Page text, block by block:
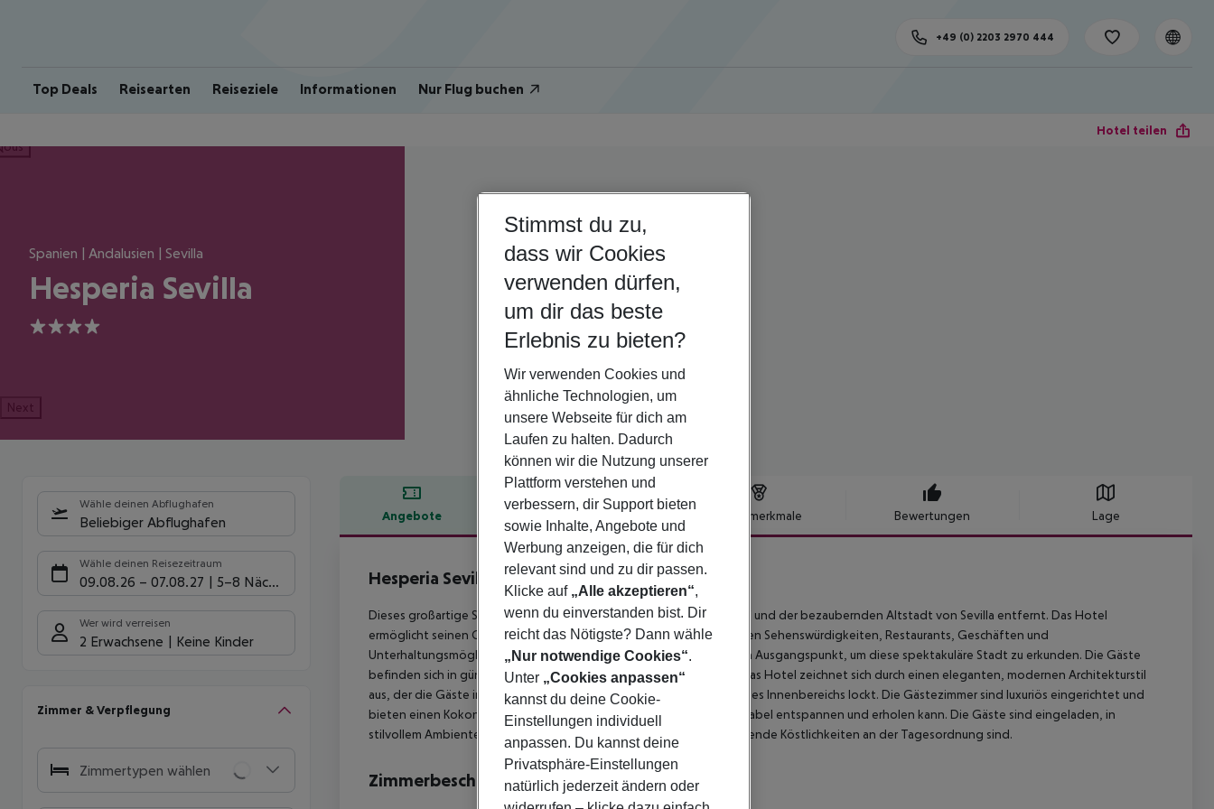
Top Deals Reisearten Reiseziele Informationen Nur Flug buchen
+49 (0) 2203 2970 444
Hotel teilen
Spanien | Andalusien | Sevilla
Hesperia Sevilla
4
Next
Wähle deinen Abflughafen
Beliebiger Abflughafen
Wähle deinen Reisezeitraum
09.08.26 – 07.08.27 5-8 Nächte
Wer wird verreisen
2 Erwachsene Keine Kinder
Zimmer & Verpflegung
Zimmertypen wählen
Angebote Hotelbeschreibung Hotelmerkmale Bewertungen Lage
Hotelbeschreibung
Hesperia Sevilla
4
Dieses großartige Stadthotel liegt nur wenige Schritte vom Bahnhof und der bezaubernden Altstadt von Sevilla entfernt. Das Hotel
ermöglicht seinen Gästen einen einfachen Zugang zu den wichtigsten Sehenswürdigkeiten, Restaurants, Geschäften und
Unterhaltungsmöglichkeiten der Stadt und bietet somit den idealen Ausgangspunkt, um diese spektakuläre Stadt zu erkunden. Die Gäste
befinden sich in günstiger Lage, nur 8 km vom Flughafen entfernt. Das Hotel zeichnet sich durch einen eleganten, modernen Architekturstil
aus, der die Gäste in die zeitlose Eleganz und raffinierte Schönheit des Innenbereichs lockt. Die Gästezimmer sind luxuriös eingerichtet und
bieten einen Kokon der Ruhe und des Stils, in dem man sich komfortabel entspannen und erholen kann. Die Gäste sind eingeladen, in
stilvollem Ambiente im eleganten Restaurant zu speisen, wo verlockende Köstlichkeiten an der Tagesordnung sind.
Zimmerbeschreibung
Stimmst du zu,
dass wir Cookies
verwenden dürfen,
um dir das beste
Erlebnis zu bieten?
Wir verwenden Cookies und
ähnliche Technologien, um
unsere Webseite für dich am
Laufen zu halten. Dadurch
können wir die Nutzung unserer
Plattform verstehen und
verbessern, dir Support bieten
sowie Inhalte, Angebote und
Werbung anzeigen, die für dich
relevant sind und zu dir passen.
Klicke auf „Alle akzeptieren“,
wenn du einverstanden bist. Dir
reicht das Nötigste? Dann wähle
„Nur notwendige Cookies“.
Unter „Cookies anpassen“
kannst du deine Cookie-
Einstellungen individuell
anpassen. Du kannst deine
Privatsphäre-Einstellungen
natürlich jederzeit ändern oder